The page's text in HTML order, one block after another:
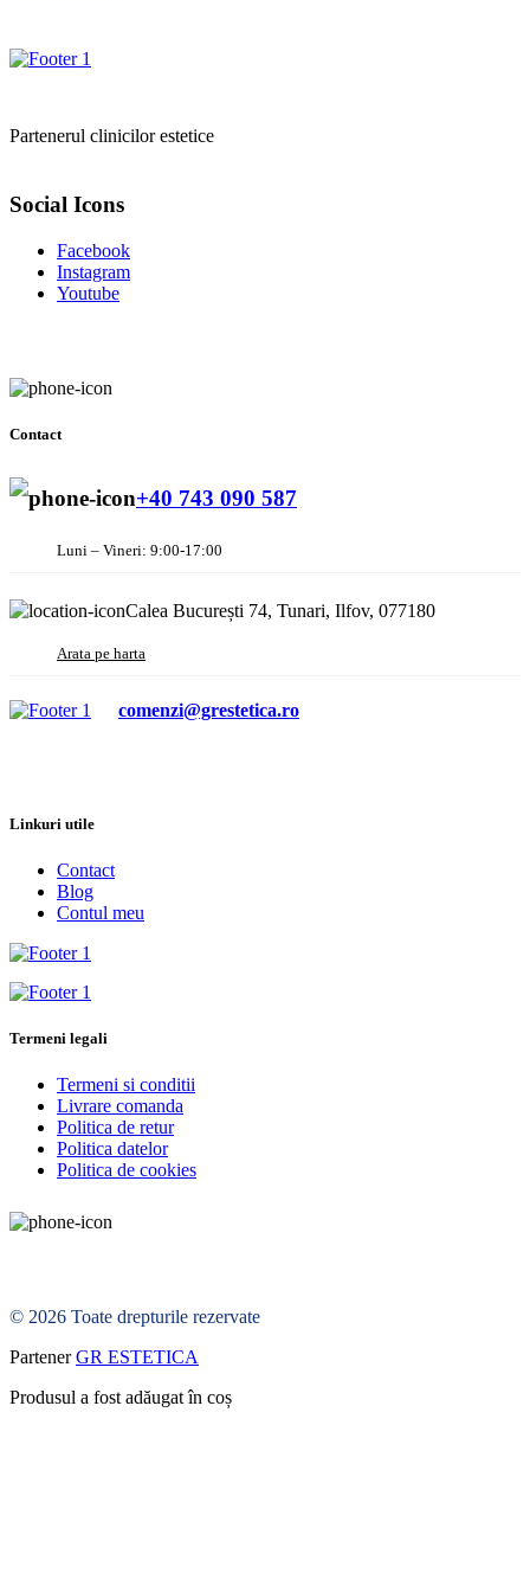
Partenerul clinicilor estetice
Social Icons
Facebook
Instagram
Youtube
Contact
+40 743 090 587
Luni – Vineri: 9:00-17:00
Calea București 74, Tunari, Ilfov, 077180
Arata pe harta
comenzi@grestetica.ro
Linkuri utile
Contact
Blog
Contul meu
Termeni legali
Termeni si conditii
Livrare comanda
Politica de retur
Politica datelor
Politica de cookies
© 2026 Toate drepturile rezervate
PartenerGR ESTETICA
Produsul a fost adăugat în coș